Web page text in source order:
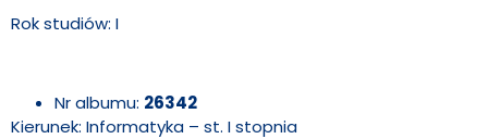
Rok studiów: I
Nr albumu: 26342
Kierunek: Informatyka – st. I stopnia